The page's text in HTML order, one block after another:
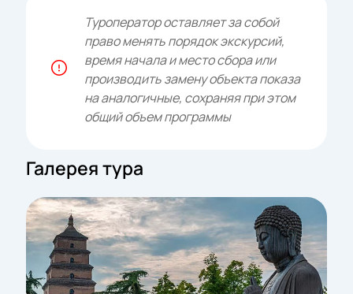
Туроператор оставляет за собой
право менять порядок экскурсий,
время начала и место сбора или
производить замену объекта показа
на аналогичные, сохраняя при этом
общий объем программы
Галерея тура